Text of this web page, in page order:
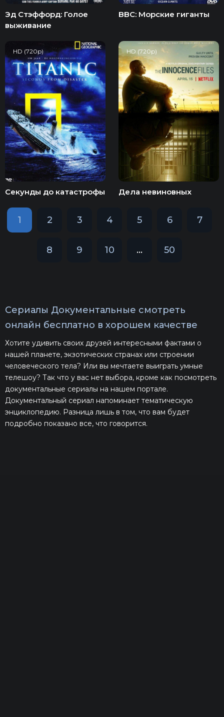
Эд Стэффорд: Голое
выживание
BBC: Морские гиганты
HD (720p)
Секунды до катастрофы
HD (720p)
Дела невиновных
1 2 3 4 5 6 7
8 9 10 ... 50
Сериалы Документальные смотреть
онлайн бесплатно в хорошем качестве
Хотите удивить своих друзей интересными фактами о
нашей планете, экзотических странах или строении
человеческого тела? Или вы мечтаете выиграть умные
телешоу? Так что у вас нет выбора, кроме как посмотреть
документальные сериалы на нашем портале.
Документальный сериал напоминает тематическую
энциклопедию. Разница лишь в том, что вам будет
подробно показано все, что говорится.